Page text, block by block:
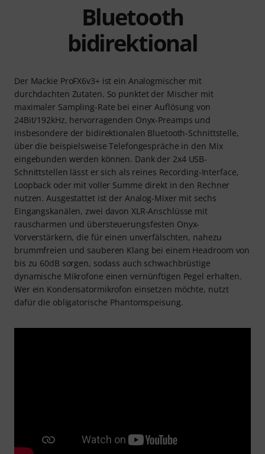
Bluetooth
bidirektional
Der Mackie ProFX6v3+ ist ein Analogmischer mit
durchdachten Zutaten. So punktet der Mischer mit
maximaler Sampling-Rate bei einer Auflösung von
24Bit/192kHz, hervorragenden Onyx-Preamps und
insbesondere der bidirektionalen Bluetooth-Schnittstelle,
über die beispielsweise Telefongespräche in den Mix
eingebunden werden können. Dank der 2x4 USB-
Schnittstellen lässt er sich als reines Recording-Interface,
Loopback oder mit voller Summe direkt in den Rechner
nutzen. Ausgestattet ist der Analog-Mixer mit sechs
Eingangskanälen, zwei davon XLR-Anschlüsse mit
rauscharmen und übersteuerungsfesten Onyx-
Vorverstärkern, die für einen unverfälschten, nahezu
brummfreien und sauberen Klang bei einem Headroom von
bis zu 60dB sorgen, sodass auch schwachbrüstige
dynamische Mikrofone einen vernünftigen Pegel erhalten.
Wer ein Kondensatormikrofon einsetzen möchte, nutzt
dafür die obligatorische Phantomspeisung.